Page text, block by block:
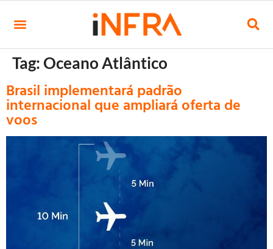
Tag: Oceano Atlântico
Brasil implementará padrão
internacional que ampliará oferta de
voos